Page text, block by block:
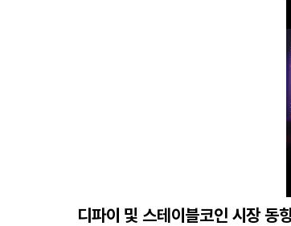
디파이 및 스테이블코인 시장 동